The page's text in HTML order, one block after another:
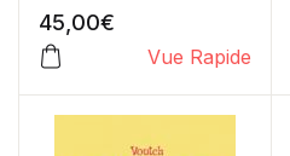
45,00€
Vue Rapide